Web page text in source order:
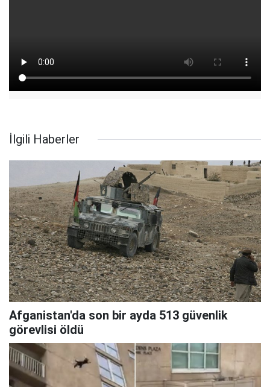
İlgili Haberler
Afganistan'da son bir ayda 513 güvenlik
görevlisi öldü